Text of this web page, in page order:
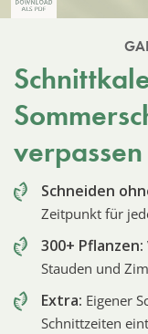
verpassen
Schneiden
Zeitpunkt für
300+ Pflanzen:
Stauden und
Extra: Eigener
Schnittzeiten